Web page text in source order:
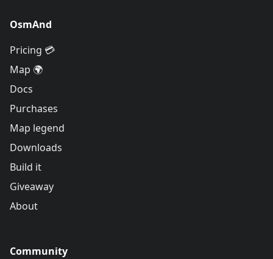
OsmAnd
Pricing 💳
Map 🌍
Docs
Purchases
Map legend
Downloads
Build it
Giveaway
About
Community